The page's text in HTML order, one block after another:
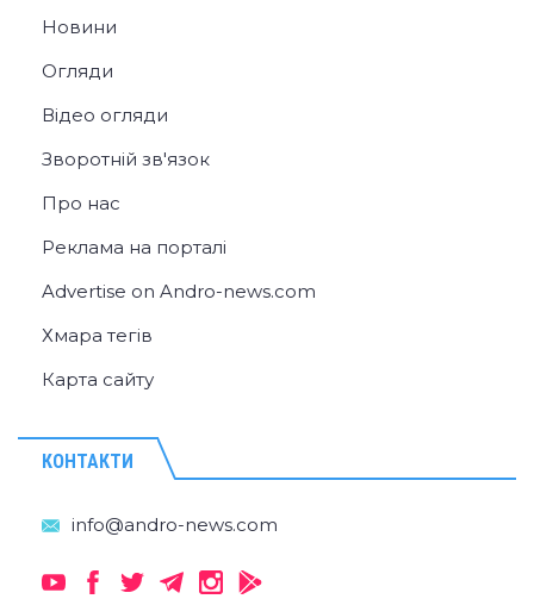
Новини
Огляди
Відео огляди
Зворотній зв'язок
Про нас
Реклама на порталі
Advertise on Andro-news.com
Хмара тегів
Карта сайту
КОНТАКТИ